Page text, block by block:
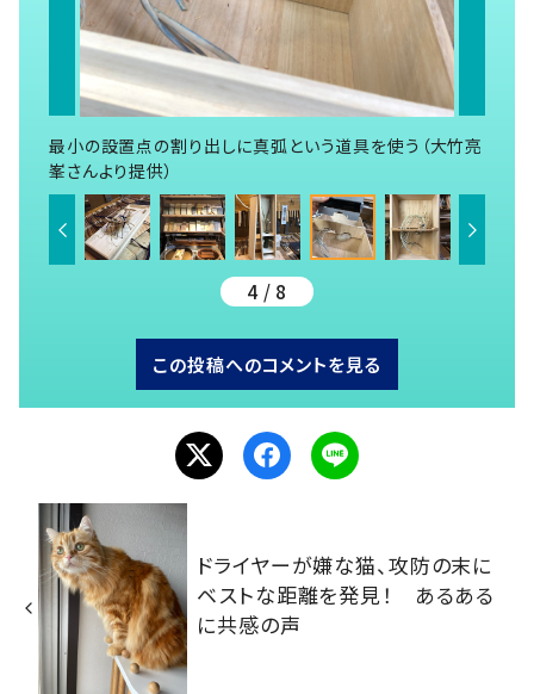
最小の設置点の割り出しに真弧という道具を使う（大竹亮
峯さんより提供）
4 / 8
この投稿へのコメントを見る
ドライヤーが嫌な猫、攻防の末に
ベストな距離を発見！ あるある
に共感の声